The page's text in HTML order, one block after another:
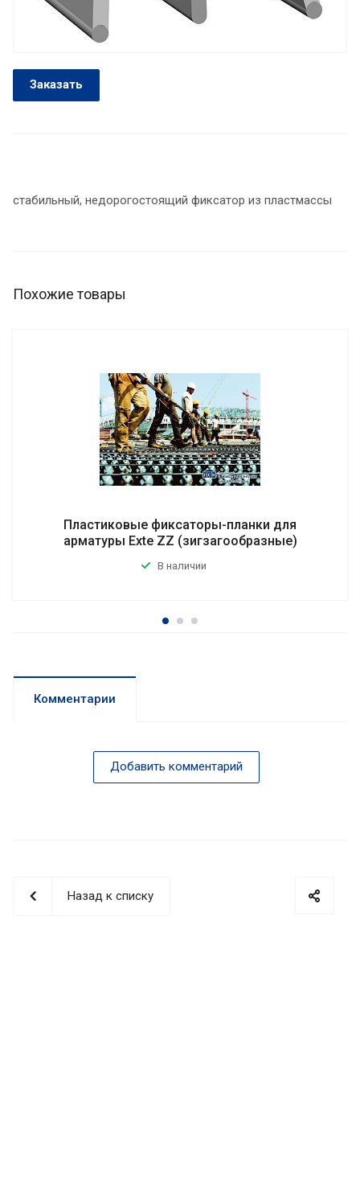
Заказать
стабильный, недорогостоящий фиксатор из пластмассы
Похожие товары
Пластиковые фиксаторы-планки для
арматуры Exte ZZ (зигзагообразные)
В наличии
Комментарии
Добавить комментарий
Назад к списку